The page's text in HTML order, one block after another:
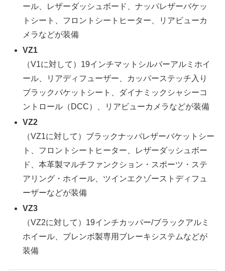
ール、レザーダッシュボード、ナッパレザーバケッ
トシート、フロントシートヒーター、リアビューカ
メラなどが装備
VZ1
（V1に対して）19インチマットシルバーアルミホイ
ール、リアディフューザー、カッパーステッチ入り
ブラックバケットシート、ダイナミックシャシーコ
ントロール（DCC）、リアビューカメラなどが装備
VZ2
（VZ1に対して）ブラックナッパレザーバケットシー
ト、フロントシートヒーター、レザーダッシュボー
ド、本革製マルチファンクション・スポーツ・ステ
アリング・ホイール、ツインエクゾーストディフュ
ーザーなどが装備
VZ3
（VZ2に対して）19インチカッパー/ブラックアルミ
ホイール、ブレンボ製専用ブレーキシステムなどが
装備